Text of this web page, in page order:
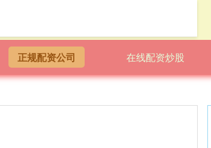
正规配资公司 在线配资炒股